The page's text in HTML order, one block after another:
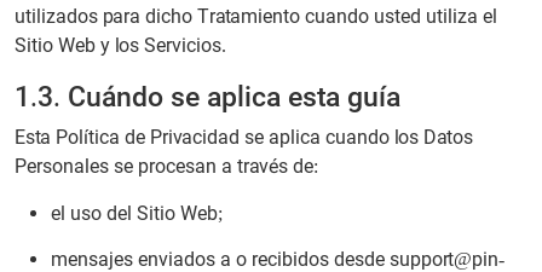
utilizados para dicho Tratamiento cuando usted utiliza el
Sitio Web y los Servicios.
1.3. Cuándo se aplica esta guía
Esta Política de Privacidad se aplica cuando los Datos
Personales se procesan a través de:
el uso del Sitio Web;
mensajes enviados a o recibidos desde support@pin-